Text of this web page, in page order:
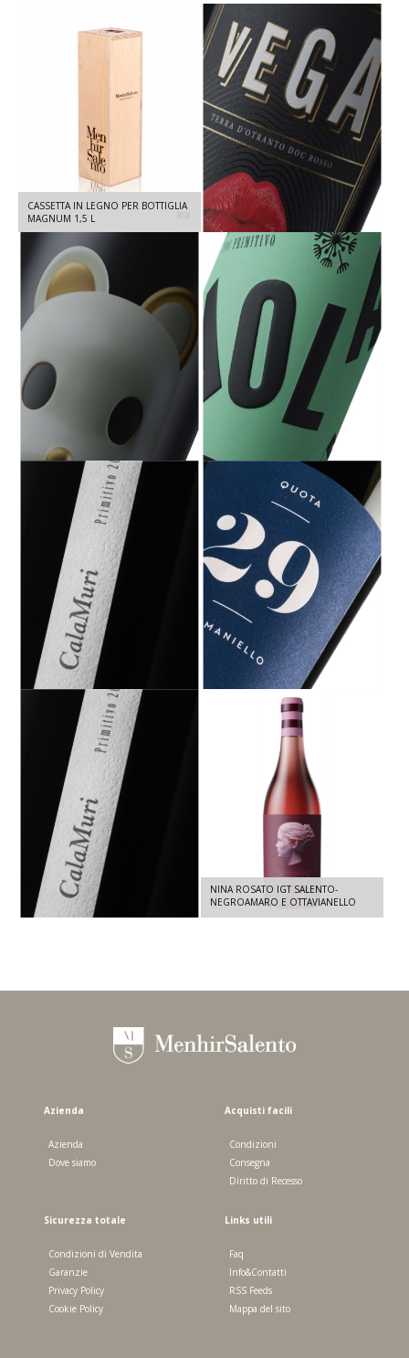
CASSETTA IN LEGNO PER BOTTIGLIA
MAGNUM 1,5 L
VEGA DOC TERRA D'OTRANTO -
ROSSO RISERVA 2022 - 750 ML
PEPE DOC TERRA D'OTRANTO -
NEGROAMARO 2024 - 750 ML
VOLA DOC TERRA D'OTRANTO -
CALAMURI PRIMITIVO IGT SALENTO -
PRIMITIVO 2022 - 750 ML
QUOTA 29 - SUSUMANIELLO IGT
SALENTO - SUSUMANIELLO 2024 -
CALAMURI IGT SALENTO - PRIMITIVO
2021- 3 L
NINA ROSATO IGT SALENTO-
NEGROAMARO E OTTAVIANELLO
Azienda
Azienda
Dove siamo
Acquisti facili
Condizioni
Consegna
Diritto di Recesso
Sicurezza totale
Condizioni di Vendita
Garanzie
Privacy Policy
Cookie Policy
Links utili
Faq
Info&Contatti
RSS Feeds
Mappa del sito